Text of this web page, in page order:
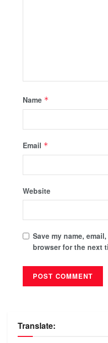
Name *
Email *
Website
Save my name,
browser for the next
Translate: